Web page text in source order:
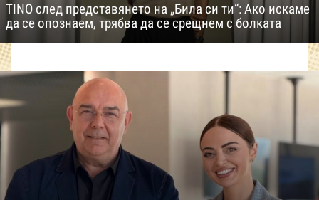
TINO след представянето на „Била си ти“: Ако искаме
да се опознаем, трябва да се срещнем с болката